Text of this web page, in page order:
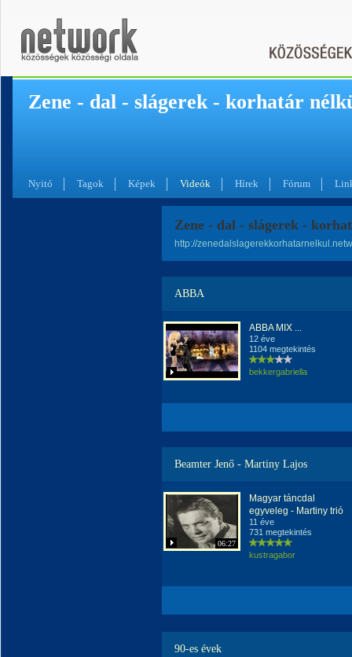
Zene - dal - slágerek - korhatár
Nyitó Tagok Képek Videók Hírek Fórum
Zene - dal - slágerek -
http://
ABBA
ABBA MIX ...
12 éve
1104 megtekintés
bekkergabriella
Beamter Jenő - Martiny Lajos
06:27
Magyar táncdal
egyveleg - Martiny trió
11 éve
731 megtekintés
kustragabor
90-es évek